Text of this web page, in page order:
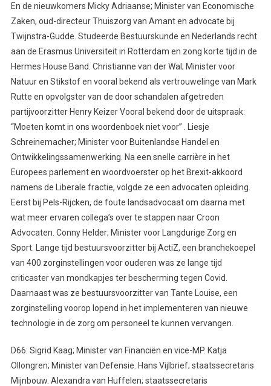
En de nieuwkomers Micky Adriaanse; Minister van Economische
Zaken, oud-directeur Thuiszorg van Amant en advocate bij
Twijnstra-Gudde. Studeerde Bestuurskunde en Nederlands recht
aan de Erasmus Universiteit in Rotterdam en zong korte tijd in de
Hermes House Band. Christianne van der Wal; Minister voor
Natuur en Stikstof en vooral bekend als vertrouwelinge van Mark
Rutte en opvolgster van de door schandalen afgetreden
partijvoorzitter Henry Keizer Vooral bekend door de uitspraak:
“Moeten komt in ons woordenboek niet voor” . Liesje
Schreinemacher; Minister voor Buitenlandse Handel en
Ontwikkelingssamenwerking. Na een snelle carrière in het
Europees parlement en woordvoerster op het Brexit-akkoord
namens de Liberale fractie, volgde ze een advocaten opleiding.
Eerst bij Pels-Rijcken, de foute landsadvocaat om daarna met
wat meer ervaren collega’s over te stappen naar Croon
Advocaten. Conny Helder; Minister voor Langdurige Zorg en
Sport. Lange tijd bestuursvoorzitter bij ActiZ, een branchekoepel
van 400 zorginstellingen voor ouderen was ze lange tijd
criticaster van mondkapjes ter bescherming tegen Covid.
Daarnaast was ze bestuursvoorzitter van Tante Louise, een
zorginstelling voorop lopend in het implementeren van nieuwe
technologie in de zorg om personeel te kunnen vervangen.
D66: Sigrid Kaag; Minister van Financiën en vice-MP. Katja
Ollongren; Minister van Defensie. Hans Vijlbrief; staatssecretaris
Mijnbouw. Alexandra van Huffelen; staatssecretaris